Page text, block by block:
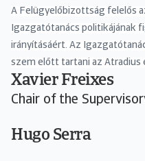
A Felügyelőbizottság felelős
Igazgatótanács politikájának
irányításáért. Az
szem előtt tartani az Atradius
Xavier Freixes
Chair of the
Hugo Serra